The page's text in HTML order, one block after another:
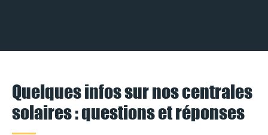
Quelques infos sur nos centrales
solaires : questions et réponses